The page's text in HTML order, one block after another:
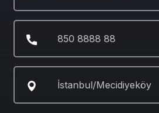
850 8888 88
İstanbul/Mecidiyeköy